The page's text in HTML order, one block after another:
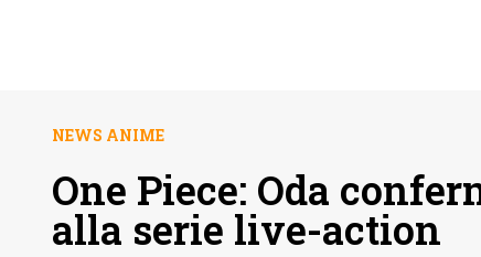
NEWS ANIME
One Piece: Oda
alla serie live-action